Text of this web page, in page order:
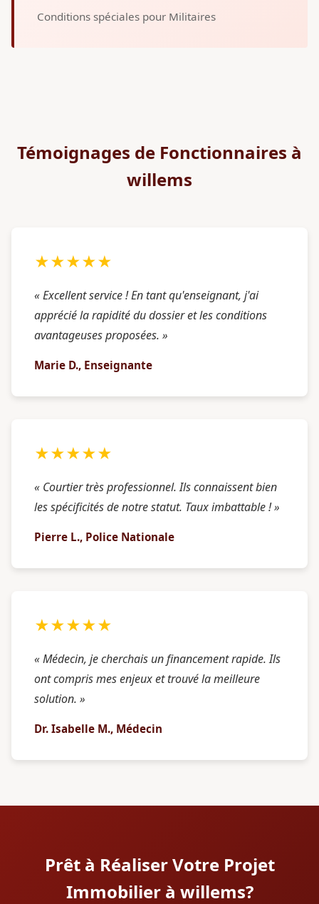
Conditions spéciales pour Militaires
Témoignages de Fonctionnaires à
willems
★★★★★
« Excellent service ! En tant qu'enseignant, j'ai
apprécié la rapidité du dossier et les conditions
avantageuses proposées. »
Marie D., Enseignante
★★★★★
« Courtier très professionnel. Ils connaissent bien
les spécificités de notre statut. Taux imbattable ! »
Pierre L., Police Nationale
★★★★★
« Médecin, je cherchais un financement rapide. Ils
ont compris mes enjeux et trouvé la meilleure
solution. »
Dr. Isabelle M., Médecin
Prêt à Réaliser Votre Projet
Immobilier à willems?